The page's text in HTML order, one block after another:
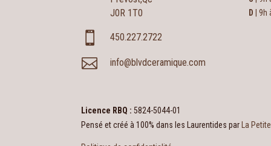
J0R 1T0
 450.227.2722
 info@blvdceramique.com
D |
Licence RBQ : 5824-5044-01
Pensé et créé à 100% dans les Laurentides par La